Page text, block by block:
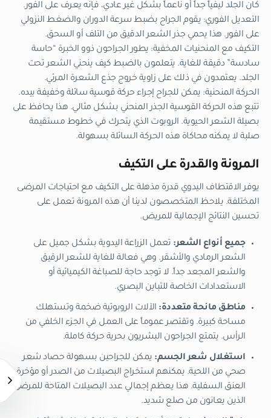
كان الجلد ليفياً جداً أو ناعماً بشكل غير عادي، فإنه يعرف على الفور.
التعديل الفوري: يقوم الجراح بضبط سرعة الدوران والضغط النزولي
على الفور. هذا يحمي جذر الشعر الدقيق من التلف أو السحق.
التكيف مع المنحنيات المخفية: يطور الجراحون ذوو الخبرة “حاسة
سادسة” دقيقة للغاية. يتعلمون بالضبط كيف ينحني الشعر تحت
الجلد. يعتمدون في ذلك على زاوية خروج جذع الشعرة المرئي.
الحركة المنحنية: يمكن للجراح إجراء حركة قوسية سائلة وخفيفة بيده.
تتبع هذه الحركة القوسية الجذر المنحني بشكل مثالي. هذا يحافظ على
بصيلة الشعر الحيوية. الروبوت الذي يتحرك في خطوط مستقيمة
صلبة لا يمكنه محاكاة هذه الحركة السائلة بسهولة.
المرونة والقدرة على التكيف
يوفر الاقتطاف اليدوي قدرة مذهلة على التكيف مع احتياجات المرضى
المختلفة. يلاحظ المتخصصون لدينا أن هذه المرونة تعمل على
تحسين النتائج الإجمالية للمريض.
جميع أنواع الشعر: تعمل الزراعة اليدوية بشكل جميل على
الشعر الرمادي والأشقر. وهي فعالة للغاية للشعر الرقيق
والشعر المجعد جداً. لا توجد حاجة للصباغة الكيميائية أو
الاستعدادات الخاصة للتباين البصري.
مناطق مانحة متعددة: الآلات الروبوتية ضخمة وتستهلك
مساحة كبيرة. وتقتصر عموماً على العمل في الجزء الخلفي من
الرأس. يتمتع الجراحون البشريون بحرية حركة كاملة.
استغلال شعر الجسم: يمكن للجراحين بسهولة حصاد شعر
صحي من اللحية. يمكنهم استخراج البصيلات من الصدر أو مؤخرة
العنق السفلية. هذا يعظم إجمالي عدد البصيلات المتاحة للمرضى
الذين يعانون من صلع شديد.